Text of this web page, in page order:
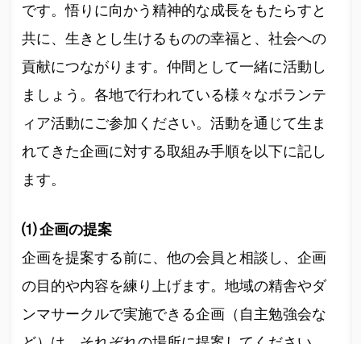
です。悟りに向かう精神的な成長をもたらすと
共に、生きとし生けるものの幸福と、社会への
貢献につながります。仲間として一緒に活動し
ましょう。各地で行われている様々なボランテ
ィア活動にご参加ください。活動を通じて生ま
れてきた企画に対する取組み手順を以下に記し
ます。
⑴ 企画の提案
企画を提案する前に、他の会員と相談し、企画
の目的や内容を練り上げます。地域の精舎やダ
ンマサークルで実施できる企画（自主勉強会な